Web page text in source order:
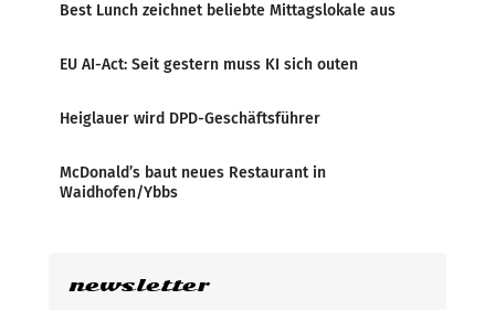
Best Lunch zeichnet beliebte Mittagslokale aus
EU AI-Act: Seit gestern muss KI sich outen
Heiglauer wird DPD-Geschäftsführer
McDonald’s baut neues Restaurant in
Waidhofen/Ybbs
newsletter